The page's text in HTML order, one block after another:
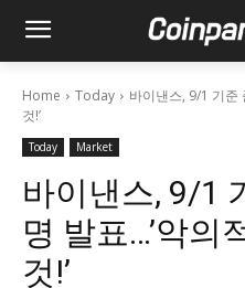
Home Today
바이낸스, 9/1 기준
것!’
Today Market
바이낸스, 9/1
명 발표…’악의
것!’